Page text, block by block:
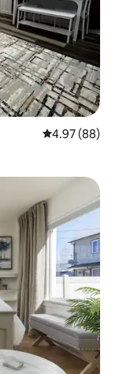
Calificación
4.97 (88)